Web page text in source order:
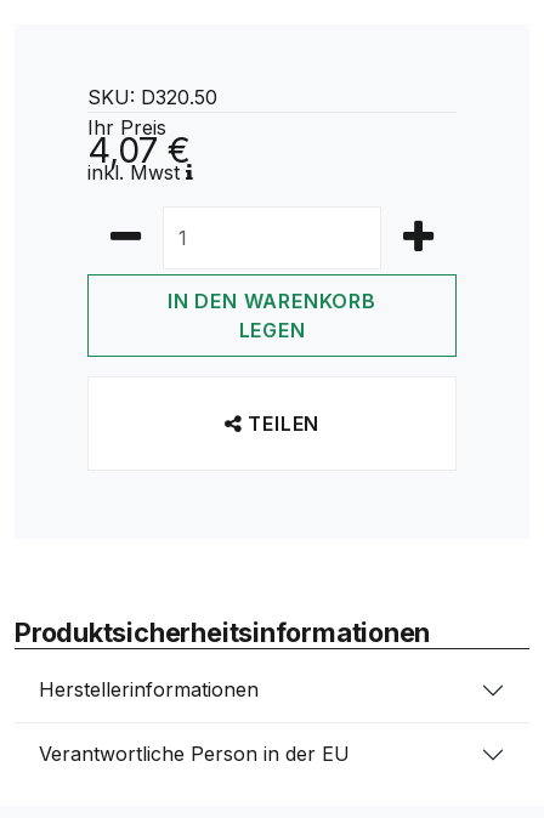
SKU: D320.50
Ihr Preis
4,07 €
inkl. Mwst
IN DEN WARENKORB
LEGEN
TEILEN
Produktsicherheitsinformationen
Herstellerinformationen
Verantwortliche Person in der EU